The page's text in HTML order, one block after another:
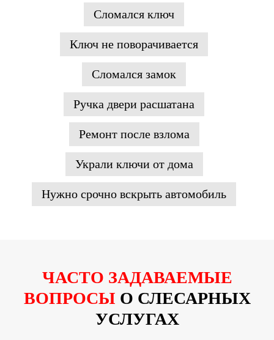
Сломался ключ
Ключ не поворачивается
Сломался замок
Ручка двери расшатана
Ремонт после взлома
Украли ключи от дома
Нужно срочно вскрыть автомобиль
ЧАСТО ЗАДАВАЕМЫЕ
ВОПРОСЫ О СЛЕСАРНЫХ
УСЛУГАХ